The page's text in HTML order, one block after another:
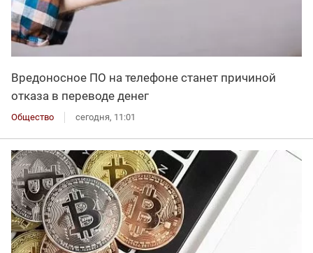
Вредоносное ПО на телефоне станет причиной
отказа в переводе денег
Общество сегодня, 11:01